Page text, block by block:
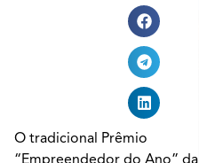
O tradicional Prêmio
“Empreendedor do Ano” da